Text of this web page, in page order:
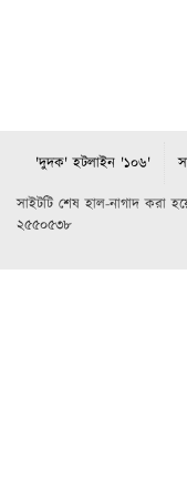
'দুদক' হটলাইন '১০৬'
সাইটটি শেষ হাল-নাগাদ করা
২৫৫০৫৩৮